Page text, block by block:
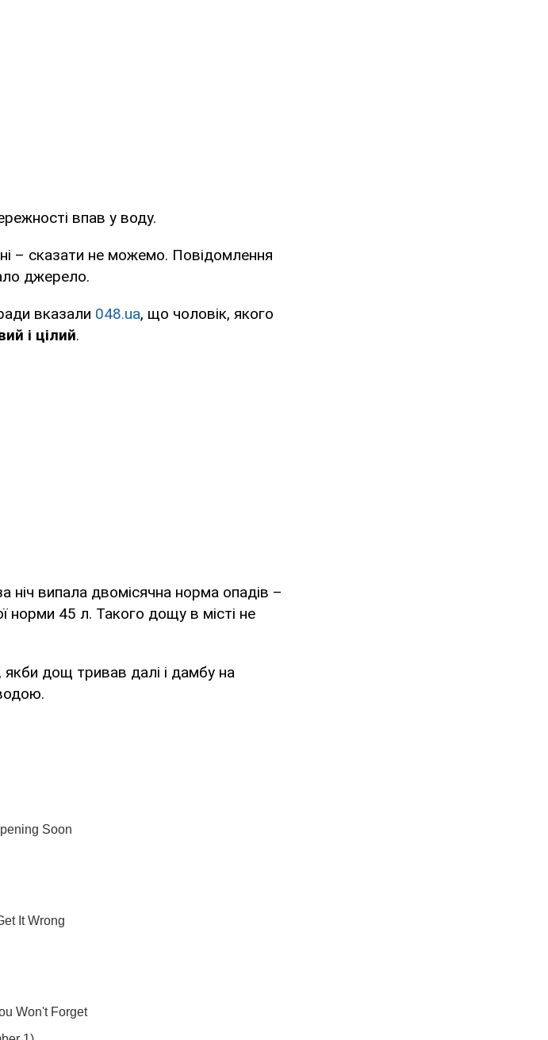
впав у воду.
– сказати не можемо. Повідомлення
джерело.
вказали 048.ua, що чоловік, якого
і цілий.
ніч випала двомісячна норма опадів –
норми 45 л. Такого дощу в місті не
, якби дощ тривав далі і дамбу на